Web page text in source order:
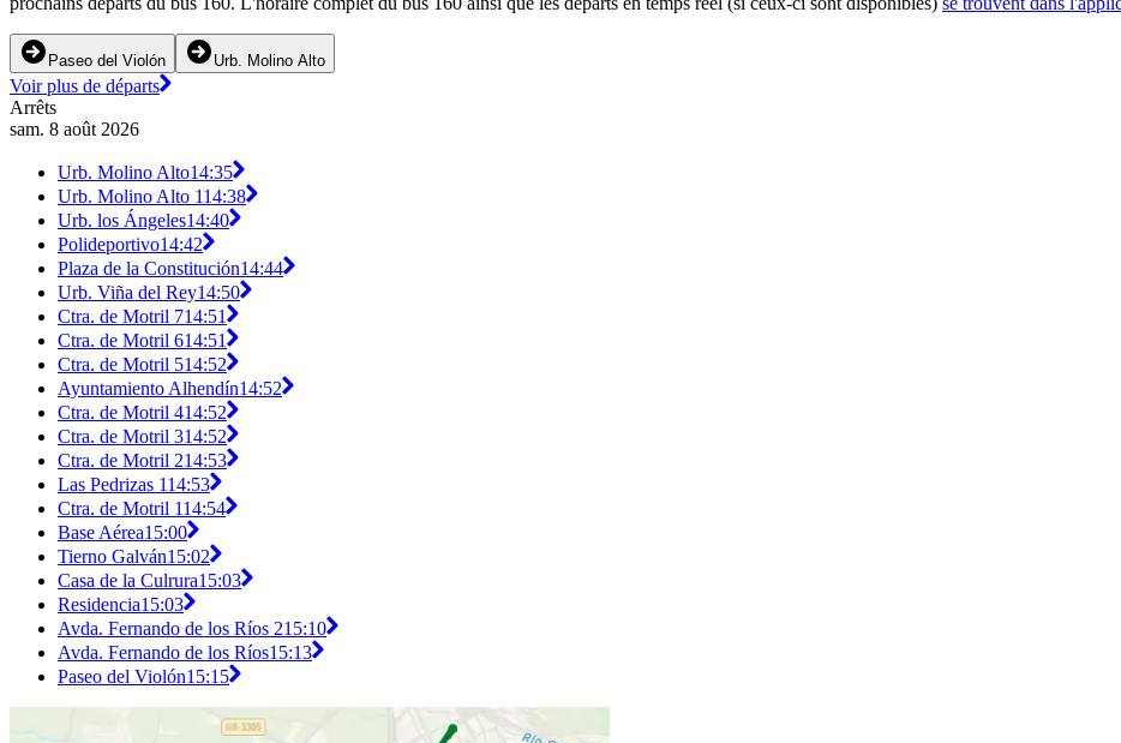
Paseo del Violón Urb. Molino Alto
Voir plus de départs
Arrêts
sam. 8 août 2026
Urb. Molino Alto14:35
Urb. Molino Alto 114:38
Urb. los Ángeles14:40
Polideportivo14:42
Plaza de la Constitución14:44
Urb. Viña del Rey14:50
Ctra. de Motril 714:51
Ctra. de Motril 614:51
Ctra. de Motril 514:52
Ayuntamiento Alhendín14:52
Ctra. de Motril 414:52
Ctra. de Motril 314:52
Ctra. de Motril 214:53
Las Pedrizas 114:53
Ctra. de Motril 114:54
Base Aérea15:00
Tierno Galván15:02
Casa de la Culrura15:03
Residencia15:03
Avda. Fernando de los Ríos 215:10
Avda. Fernando de los Ríos15:13
Paseo del Violón15:15